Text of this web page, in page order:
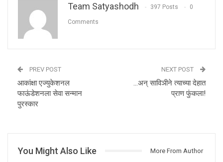
Team Satyashodh 397 Posts 0
Comments
PREV POST
आकांक्षा एज्युकेशनल
फाऊंडेशनला सेवा सन्मान
पुरस्कार
NEXT POST
…अन् साविञीने त्याच्या देहात
प्राण फुंकला!
You Might Also Like More From Author